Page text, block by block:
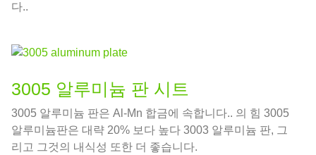
다..
3005 알루미늄 판 시트
3005 알루미늄 판은 Al-Mn 합금에 속합니다.. 의 힘 3005
알루미늄판은 대략 20% 보다 높다 3003 알루미늄 판, 그
리고 그것의 내식성 또한 더 좋습니다.